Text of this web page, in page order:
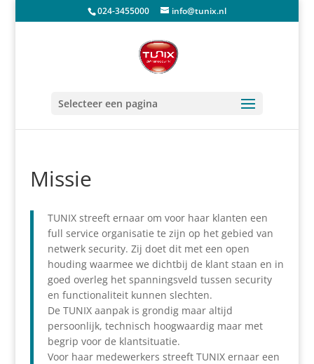
024-3455000 info@tunix.nl
Selecteer een pagina
Missie
TUNIX streeft ernaar om voor haar klanten een
full service organisatie te zijn op het gebied van
netwerk security. Zij doet dit met een open
houding waarmee we dichtbij de klant staan en in
goed overleg het spanningsveld tussen security
en functionaliteit kunnen slechten.
De TUNIX aanpak is grondig maar altijd
persoonlijk, technisch hoogwaardig maar met
begrip voor de klantsituatie.
Voor haar medewerkers streeft TUNIX ernaar een